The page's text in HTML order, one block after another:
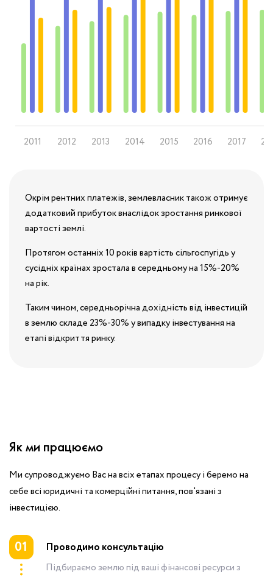
2011 2012 2013 2014 2015 2016 2017
Окрім рентних платежів, землевласник також отримує
додатковий прибуток внаслідок зростання ринкової
вартості землі.
Протягом останніх 10 років вартість сільгоспугідь у
сусідніх країнах зростала в середньому на 15%-20%
на рік.
Таким чином, середньорічна дохідність від інвестицій
в землю складе 23%-30% у випадку інвестування на
етапі відкриття ринку.
Як ми працюємо
Ми супроводжуємо Вас на всіх етапах процесу і беремо на
себе всі юридичні та комерційні питання, пов'язані з
інвестицією.
01 Проводимо консультацію
Підбираємо землю під ваші фінансові ресурси з